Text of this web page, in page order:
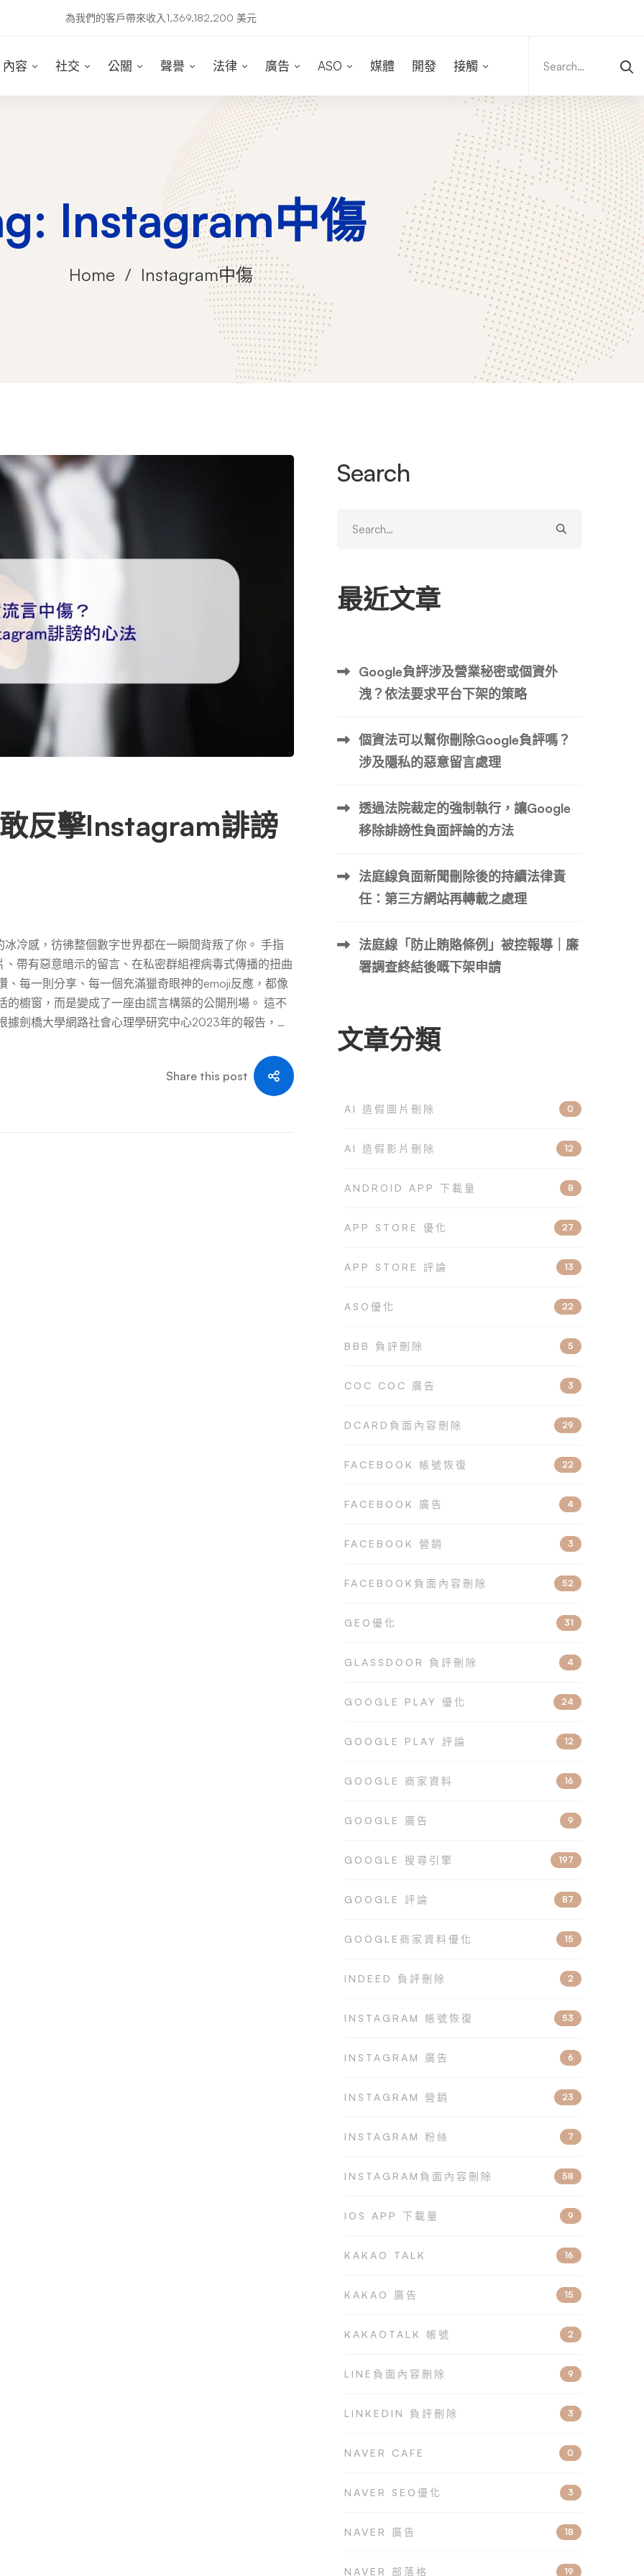
為我們的客戶帶來收入1,369,182,200 美元
內容 社交 公關 聲譽 法律 廣告 ASO 媒體 開發 接觸
for:
Instagram中傷
Home Instagram中傷
反擊Instagram誹謗
冷感，彷彿整個數字世界都在一瞬間背叛了你。 手指
帶有惡意暗示的留言、在私密群組裡病毒式傳播的扭曲
每一則分享、每一個充滿獵奇眼神的emoji反應，都像
的櫥窗，而是變成了一座由謊言構築的公開刑場。 這不
劍橋大學網路社會心理學研究中心2023年的報告，高
默，不是因為軟弱，而是因為不知道如何在這片法律的
息，只會讓誹謗者更加肆無忌憚。這篇文章將成為你的
法律追索到聲譽修復，提供一套完整且經過實戰驗證的
Share this post
Search
for:
最近文章
Google負評涉及營業秘密或個資外
洩？依法要求平台下架的策略
個資法可以幫你刪除Google負評嗎？
涉及隱私的惡意留言處理
透過法院裁定的強制執行，讓Google
移除誹謗性負面評論的方法
法庭線負面新聞刪除後的持續法律責
任：第三方網站再轉載之處理
法庭線「防止賄賂條例」被控報導｜廉
署調查終結後嘅下架申請
文章分類
AI 造假圖片刪除 0
AI 造假影片刪除 12
ANDROID APP 下載量 8
APP STORE 優化 27
APP STORE 評論 13
ASO優化 22
BBB 負評刪除 5
COC COC 廣告 3
DCARD負面內容刪除 29
FACEBOOK 帳號恢復 22
FACEBOOK 廣告 4
FACEBOOK 營銷 3
FACEBOOK負面內容刪除 52
GEO優化 31
GLASSDOOR 負評刪除 4
GOOGLE PLAY 優化 24
GOOGLE PLAY 評論 12
GOOGLE 商家資料 16
GOOGLE 廣告 9
GOOGLE 搜尋引擎 197
GOOGLE 評論 87
GOOGLE商家資料優化 15
INDEED 負評刪除 2
INSTAGRAM 帳號恢復 53
INSTAGRAM 廣告 6
INSTAGRAM 營銷 23
INSTAGRAM 粉絲 7
INSTAGRAM負面內容刪除 58
IOS APP 下載量 9
KAKAO TALK 16
KAKAO 廣告 15
KAKAOTALK 帳號 2
LINE負面內容刪除 9
LINKEDIN 負評刪除 3
NAVER CAFE 0
NAVER SEO優化 3
NAVER 廣告 18
NAVER 部落格 19